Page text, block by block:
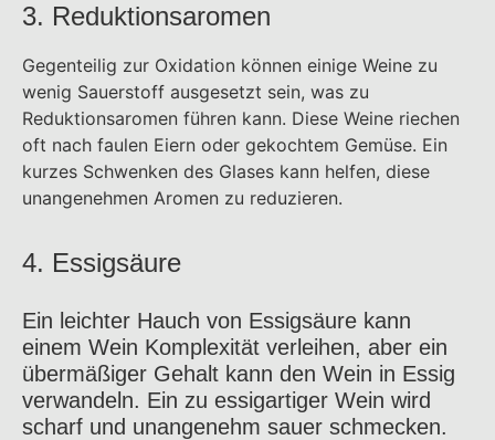
3. Reduktionsaromen
Gegenteilig zur Oxidation können einige Weine zu
wenig Sauerstoff ausgesetzt sein, was zu
Reduktionsaromen führen kann. Diese Weine riechen
oft nach faulen Eiern oder gekochtem Gemüse. Ein
kurzes Schwenken des Glases kann helfen, diese
unangenehmen Aromen zu reduzieren.
4. Essigsäure
Ein leichter Hauch von Essigsäure kann
einem Wein Komplexität verleihen, aber ein
übermäßiger Gehalt kann den Wein in Essig
verwandeln. Ein zu essigartiger Wein wird
scharf und unangenehm sauer schmecken.